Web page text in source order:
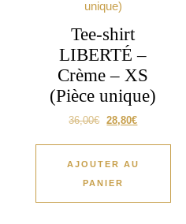
Tee-shirt
LIBERTÉ –
Crème – XS
(Pièce unique)
36,00€ 28,80€
AJOUTER AU
PANIER